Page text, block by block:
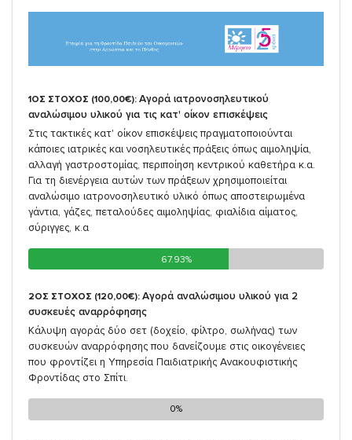
1ΟΣ ΣΤΟΧΟΣ (100,00€): Αγορά ιατρονοσηλευτικού
αναλώσιμου υλικού για τις κατ' οίκον επισκέψεις
Στις τακτικές κατ' οίκον επισκέψεις πραγματοποιούνται
κάποιες ιατρικές και νοσηλευτικές πράξεις όπως αιμοληψία,
αλλαγή γαστροστομίας, περιποίηση κεντρικού καθετήρα κ.α.
Για τη διενέργεια αυτών των πράξεων χρησιμοποιείται
αναλώσιμο ιατρονοσηλευτικό υλικό όπως αποστειρωμένα
γάντια, γάζες, πεταλούδες αιμοληψίας, φιαλίδια αίματος,
σύριγγες, κ.α
67.93%
67.93%
2ΟΣ ΣΤΟΧΟΣ (120,00€): Αγορά αναλώσιμου υλικού για 2
συσκευές αναρρόφησης
Κάλυψη αγοράς δύο σετ (δοχείο, φίλτρο, σωλήνας) των
συσκευών αναρρόφησης που δανείζουμε στις οικογένειες
που φροντίζει η Υπηρεσία Παιδιατρικής Ανακουφιστικής
Φροντίδας στο Σπίτι.
0%
0%